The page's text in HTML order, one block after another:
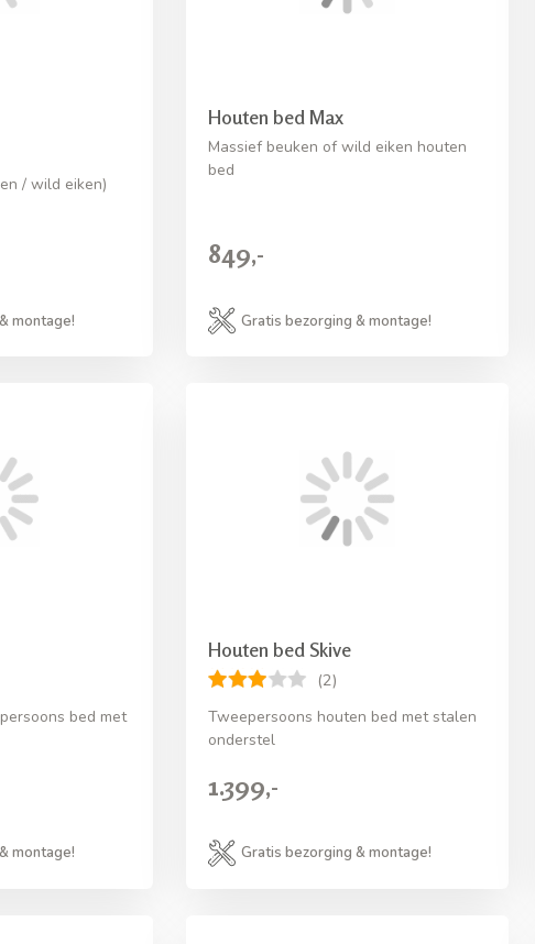
/ wild eiken)
montage!
Houten bed Max
Massief beuken of wild eiken houten
bed
849,-
Gratis bezorging & montage!
bed met
montage!
Houten bed Skive
(2)
Tweepersoons houten bed met stalen
onderstel
1.399,-
Gratis bezorging & montage!